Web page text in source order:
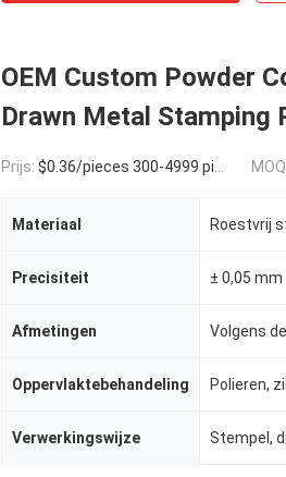
OEM Custom Powder
Drawn Metal Stamping
Prijs: $0.36/pieces 300-4999 pieces
Materiaal Roestvrij
Precisiteit ± 0,05 mm
Afmetingen Volgens
Oppervlaktebehandeling Polieren,
Verwerkingswijze Stempel,